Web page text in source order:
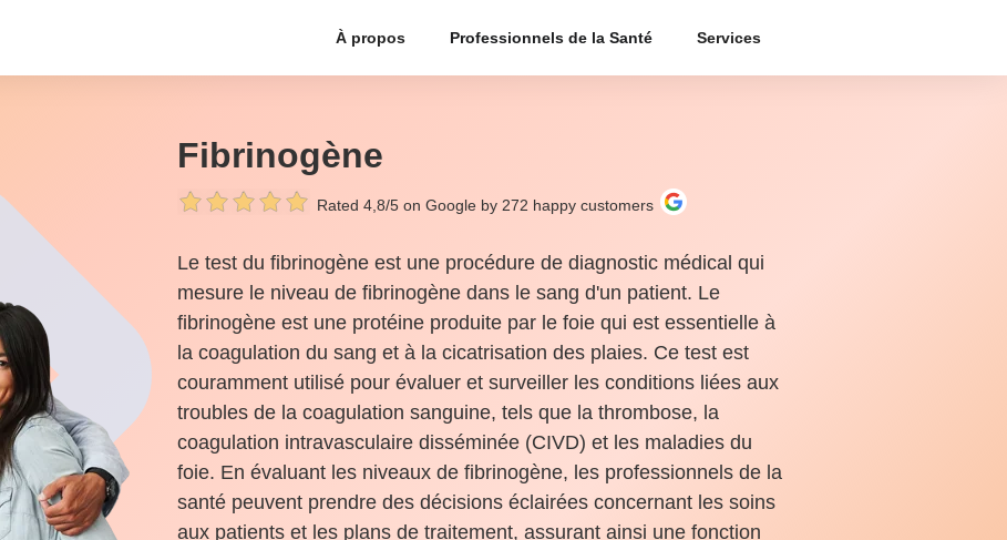
À propos Professionnels de la Santé Services
Fibrinogène
Rated 4,8/5 on Google by 272 happy customers
Le test du fibrinogène est une procédure de diagnostic médical qui
mesure le niveau de fibrinogène dans le sang d'un patient. Le
fibrinogène est une protéine produite par le foie qui est essentielle à
la coagulation du sang et à la cicatrisation des plaies. Ce test est
couramment utilisé pour évaluer et surveiller les conditions liées aux
troubles de la coagulation sanguine, tels que la thrombose, la
coagulation intravasculaire disséminée (CIVD) et les maladies du
foie. En évaluant les niveaux de fibrinogène, les professionnels de la
santé peuvent prendre des décisions éclairées concernant les soins
aux patients et les plans de traitement, assurant ainsi une fonction